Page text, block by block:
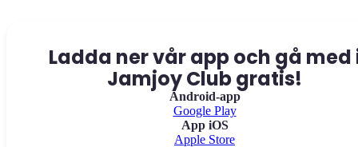
Ladda ner vår app och gå med
Jamjoy Club gratis!
Android-app
Google Play
App iOS
Apple Store